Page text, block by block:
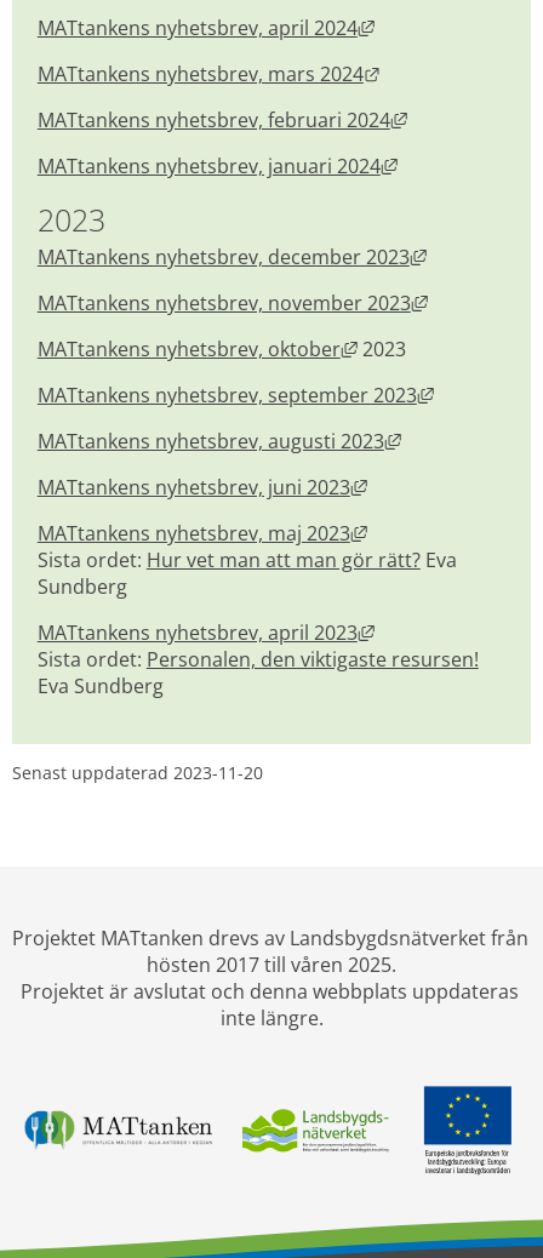
MATtankens nyhetsbrev, april 2024 Länk till annan
MATtankens nyhetsbrev, mars 2024 Länk till annan
MATtankens nyhetsbrev, februari 2024 Länk till
MATtankens nyhetsbrev, januari 2024 Länk till annan
2023
MATtankens nyhetsbrev, december 2023 Länk till
MATtankens nyhetsbrev, november 2023 Länk till
MATtankens nyhetsbrev, oktober Länk till annan
2023
MATtankens nyhetsbrev, september 2023 Länk till
MATtankens nyhetsbrev, augusti 2023 Länk till annan
MATtankens nyhetsbrev, juni 2023 Länk till annan
MATtankens nyhetsbrev, maj 2023 Länk till annan
Sista ordet: Hur vet man att man gör rätt? Eva
Sundberg
MATtankens nyhetsbrev, april 2023 Länk till annan
Sista ordet: Personalen, den viktigaste resursen!
Eva Sundberg
Senast uppdaterad 2023-11-20
Projektet MATtanken drevs av Landsbygdsnätverket från
hösten 2017 till våren 2025.
Projektet är avslutat och denna webbplats uppdateras
inte längre.